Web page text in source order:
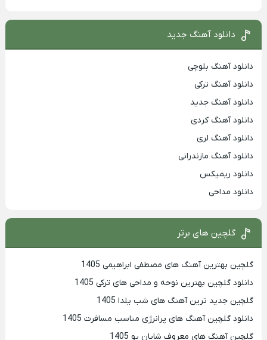
دانلود آهنگ جدید
دانلود آهنگ بلوچی
دانلود آهنگ ترکی
دانلود آهنگ جدید
دانلود آهنگ کردی
دانلود آهنگ لری
دانلود آهنگ مازندرانی
دانلود ریمیکس
دانلود مداحی
گلچین های برتر
گلچین بهترین آهنگ های مصطفی ابراهیمی 1405
دانلود گلچین بهترین نوحه و مداحی های ترکی 1405
گلچین جدید ترین آهنگ های شب یلدا 1405
دانلود گلچین آهنگ های پرانرژی مناسب مسافرت 1405
گلچین آهنگ های معروف شایان یو 1405